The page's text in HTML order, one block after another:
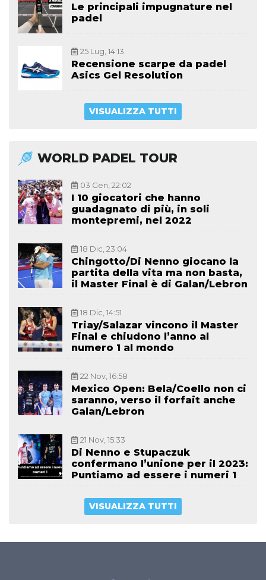
Le principali impugnature nel
padel
25 Lug, 14:13
Recensione scarpe da padel
Asics Gel Resolution
VISUALIZZA TUTTI
WORLD PADEL TOUR
03 Gen, 22:02
I 10 giocatori che hanno
guadagnato di più, in soli
montepremi, nel 2022
18 Dic, 23:04
Chingotto/Di Nenno giocano la
partita della vita ma non basta,
il Master Final è di Galan/Lebron
18 Dic, 14:51
Triay/Salazar vincono il Master
Final e chiudono l’anno al
numero 1 al mondo
22 Nov, 16:58
Mexico Open: Bela/Coello non ci
saranno, verso il forfait anche
Galan/Lebron
21 Nov, 15:33
Di Nenno e Stupaczuk
confermano l’unione per il 2023:
Puntiamo ad essere i numeri 1
VISUALIZZA TUTTI